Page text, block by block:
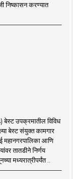
निष्कासन करण्यात
उपक्रमातील विविध
बेस्ट संयुक्त कामगार
महानगरपालिका आणि
तातडीने निर्णय
मध्यरात्रीपर्यंत ..